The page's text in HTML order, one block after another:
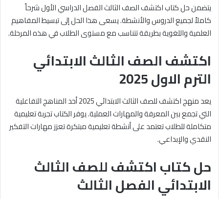
يتضمن حل كتاب اكتشف الصف الثالث الفصل الدراسي الأول شرحاً
كاملاً لجميع الدروس والأنشطة. يسعى هذا الحل إلى تبسيط المفاهيم
العلمية واللغوية بطريقة تتناسب مع مستوى الطلاب في هذه المرحلة.
اكتشف الصف الثالث الابتدائي
الترم الاول 2025
يعد منهج اكتشف للصف الثالث الابتدائي 2025 أحد المناهج التفاعلية
التي تجمع بين المعرفة والمهارات العملية. يوفر الكتاب تجربة تعليمية
متكاملة للطلاب تعتمد على أنشطة تعليمية مبتكرة تعزز مهارات التفكير
النقدي والإبداعي.
حل كتاب اكتشف للصف الثالث
الابتدائي الفصل الثالث